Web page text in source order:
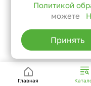
Главная
системах. Вы
браузер так,
их или
использовании,
сайта не будут
Политикой
можете
Принять